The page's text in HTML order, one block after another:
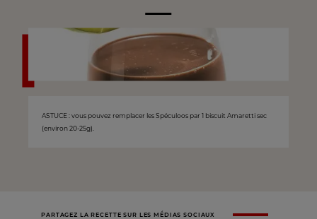
ASTUCE : vous pouvez remplacer les Spéculoos par 1 biscuit Amaretti sec
(environ 20-25g).
PARTAGEZ LA RECETTE SUR LES MÉDIAS SOCIAUX